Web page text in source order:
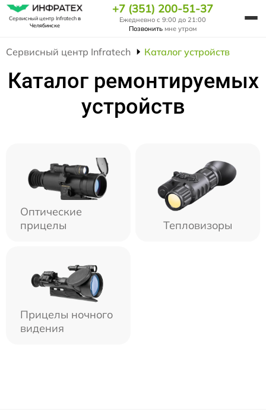
Сервисный центр Infratechв
Челябинске
+7 (351) 200-51-37
Ежедневно с 9:00 до 21:00
Позвонить мне утром
Сервисный центр Infratech Каталог устройств
Каталог ремонтируемых
устройств
Оптические
прицелы
Тепловизоры
Прицелы ночного
видения